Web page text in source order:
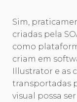
Sim,
criadas pela
como
criam em
Illustrator e as
transportadas
visual possa